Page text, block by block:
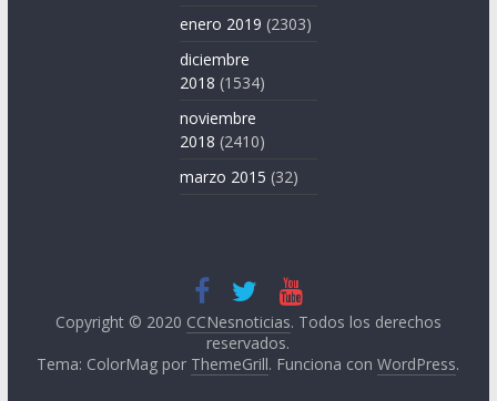
enero 2019 (2303)
diciembre
2018 (1534)
noviembre
2018 (2410)
marzo 2015 (32)
Copyright © 2020 CCNesnoticias. Todos los derechos
reservados.
Tema: ColorMag por ThemeGrill. Funciona conWordPress.